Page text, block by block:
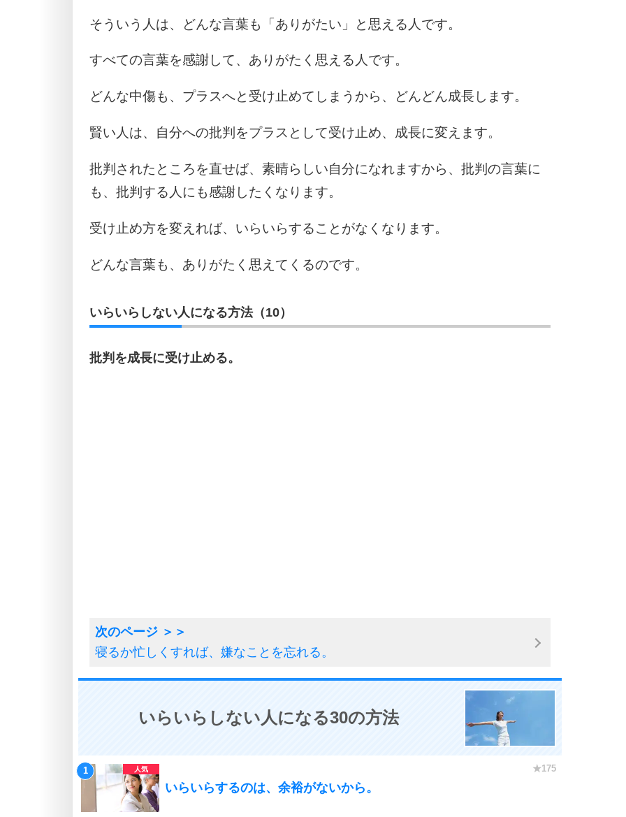
そういう人は、どんな言葉も「ありがたい」と思える人です。
すべての言葉を感謝して、ありがたく思える人です。
どんな中傷も、プラスへと受け止めてしまうから、どんどん成長します。
賢い人は、自分への批判をプラスとして受け止め、成長に変えます。
批判されたところを直せば、素晴らしい自分になれますから、批判の言葉に
も、批判する人にも感謝したくなります。
受け止め方を変えれば、いらいらすることがなくなります。
どんな言葉も、ありがたく思えてくるのです。
いらいらしない人になる方法（10）
批判を成長に受け止める。
寝るか忙しくすれば、嫌なことを忘れる。
いらいらしない人になる30の方法
いらいらするのは、余裕がないから。